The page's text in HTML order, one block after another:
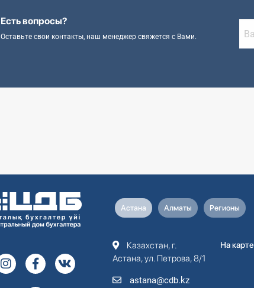
Есть вопросы?
Оставьте свои контакты, наш менеджер свяжется с Вами.
Астана Алматы Регионы
Казахстан, г.
Астана, ул. Петрова, 8/1
astana@cdb.kz
На карте